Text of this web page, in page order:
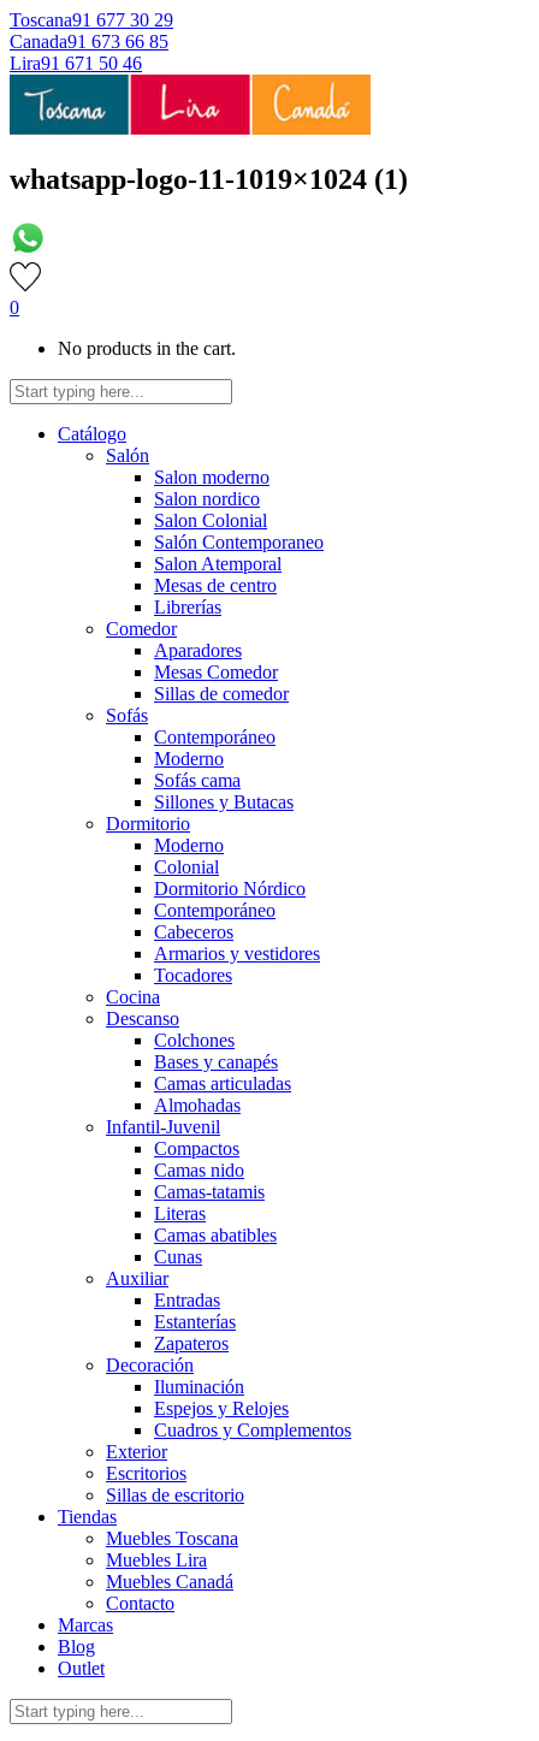
Toscana91 677 30 29
Canada91 673 66 85
Lira91 671 50 46
whatsapp-logo-11-1019×1024 (1)
0
No products in the cart.
Catálogo
Salón
Salon moderno
Salon nordico
Salon Colonial
Salón Contemporaneo
Salon Atemporal
Mesas de centro
Librerías
Comedor
Aparadores
Mesas Comedor
Sillas de comedor
Sofás
Contemporáneo
Moderno
Sofás cama
Sillones y Butacas
Dormitorio
Moderno
Colonial
Dormitorio Nórdico
Contemporáneo
Cabeceros
Armarios y vestidores
Tocadores
Cocina
Descanso
Colchones
Bases y canapés
Camas articuladas
Almohadas
Infantil-Juvenil
Compactos
Camas nido
Camas-tatamis
Literas
Camas abatibles
Cunas
Auxiliar
Entradas
Estanterías
Zapateros
Decoración
Iluminación
Espejos y Relojes
Cuadros y Complementos
Exterior
Escritorios
Sillas de escritorio
Tiendas
Muebles Toscana
Muebles Lira
Muebles Canadá
Contacto
Marcas
Blog
Outlet